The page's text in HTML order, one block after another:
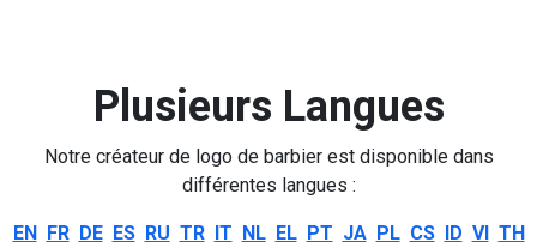
Plusieurs Langues
Notre créateur de logo de barbier est disponible dans
différentes langues :
EN FR DE ES RU TR IT NL EL PT JA PL CS ID VI TH